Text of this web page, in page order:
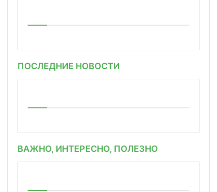
ПОСЛЕДНИЕ НОВОСТИ
ВАЖНО, ИНТЕРЕСНО, ПОЛЕЗНО